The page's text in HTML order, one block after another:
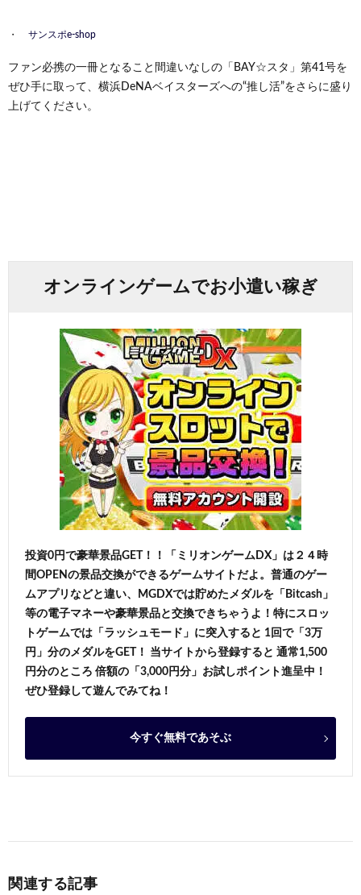
サンスポe-shop
ファン必携の一冊となること間違いなしの「BAY☆スタ」第41号を
ぜひ手に取って、横浜DeNAベイスターズへの“推し活”をさらに盛り
上げてください。
オンラインゲームでお小遣い稼ぎ
投資0円で豪華景品GET！！「ミリオンゲームDX」は２４時
間OPENの景品交換ができるゲームサイトだよ。普通のゲー
ムアプリなどと違い、MGDXでは貯めたメダルを「Bitcash」
等の電子マネーや豪華景品と交換できちゃうよ！特にスロッ
トゲームでは「ラッシュモード」に突入すると 1回で「3万
円」分のメダルをGET！ 当サイトから登録すると 通常1,500
円分のところ 倍額の「3,000円分」お試しポイント進呈中！
ぜひ登録して遊んでみてね！
今すぐ無料であそぶ
関連する記事